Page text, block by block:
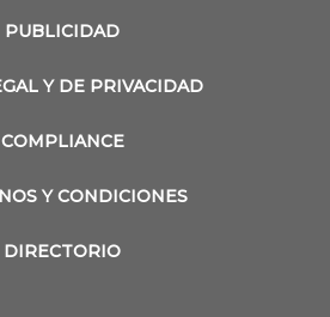
PUBLICIDAD
Y DE PRIVACIDAD
COMPLIANCE
Y CONDICIONES
DIRECTORIO